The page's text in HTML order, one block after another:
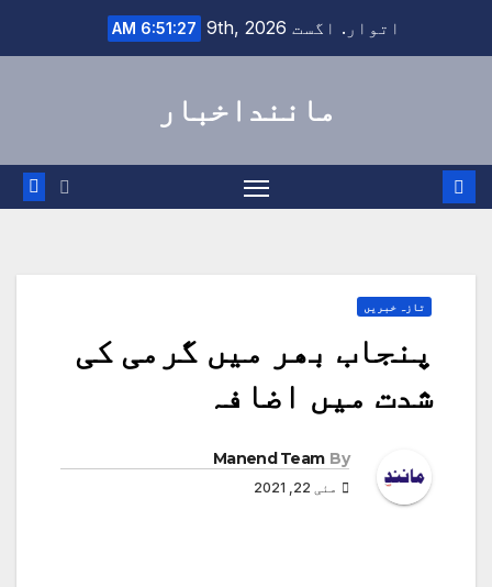
اتوار. اگست 9th, 2026 6:51:28 AM
ماننداخبار
تازہ خبریں
پنجاب بھر میں گرمی کی
شدت میں اضافہ
By
Manend Team
مئی 22, 2021